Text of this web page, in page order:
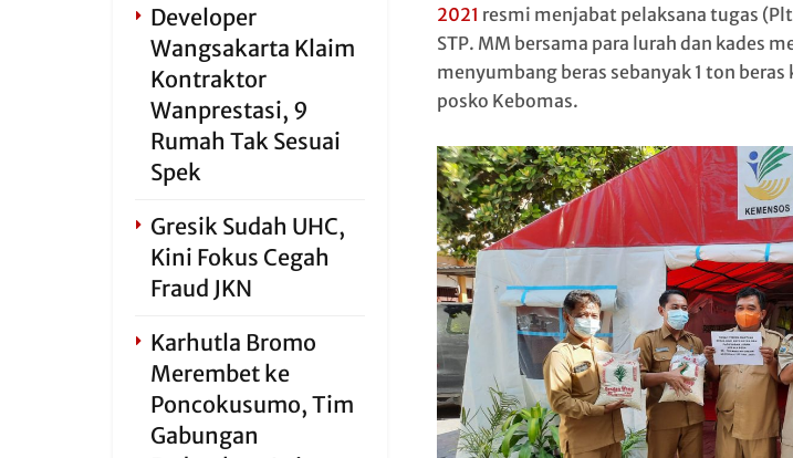
2021 resmi menjabat pelaksana tugas
STP. MM bersama para lurah dan kades
menyumbang beras sebanyak 1 ton beras
posko Kebomas.
Developer
Wangsakarta Klaim
Kontraktor
Wanprestasi, 9
Rumah Tak Sesuai
Spek
Gresik Sudah UHC,
Kini Fokus Cegah
Fraud JKN
Karhutla Bromo
Merembet ke
Poncokusumo, Tim
Gabungan